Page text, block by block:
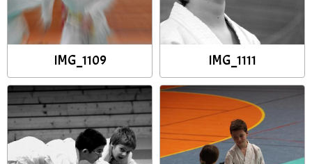
IMG_1109 IMG_1111